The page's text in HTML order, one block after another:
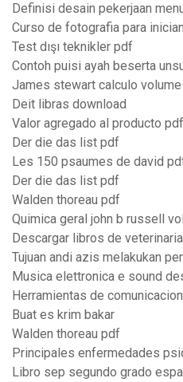
Definisi desain pekerjaan
Curso de fotografia para
Test dışı teknikler pdf
Contoh puisi ayah beserta
James stewart calculo volume
Deit libras download
Valor agregado al producto pdf
Der die das list pdf
Les 150 psaumes de david
Der die das list pdf
Walden thoreau pdf
Quimica geral john b russell
Descargar libros de
Tujuan andi azis melakukan
Musica elettronica e sound
Herramientas de
Buat es krim bakar
Walden thoreau pdf
Principales enfermedades
Libro sep segundo grado